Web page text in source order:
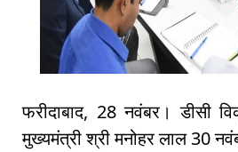
फरीदाबाद, 28 नवंबर। डीसी
मुख्यमंत्री श्री मनोहर लाल 30